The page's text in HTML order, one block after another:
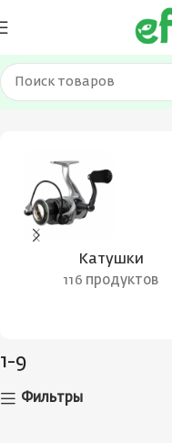
Главная Товар Тест (гр.)
Катушки
116 продуктов
1-9
Фильтры